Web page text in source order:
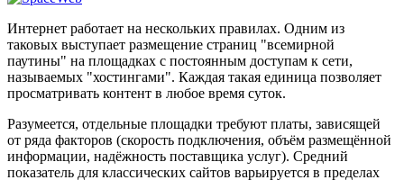
Интернет работает на нескольких правилах. Одним из
таковых выступает размещение страниц "всемирной
паутины" на площадках с постоянным доступам к сети,
называемых "хостингами". Каждая такая единица позволяет
просматривать контент в любое время суток.
Разумеется, отдельные площадки требуют платы, зависящей
от ряда факторов (скорость подключения, объём размещённой
информации, надёжность поставщика услуг). Средний
показатель для классических сайтов варьируется в пределах